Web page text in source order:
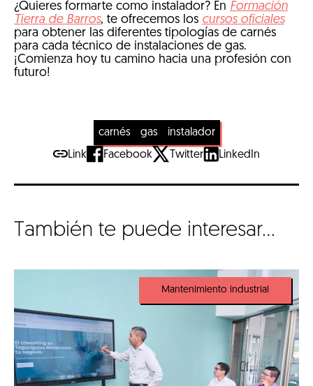
¿Quieres formarte como instalador? En Formación
Tierra de Barros, te ofrecemos los cursos oficiales
para obtener las diferentes tipologías de carnés
para cada técnico de instalaciones de gas.
¡Comienza hoy tu camino hacia una profesión con
futuro!
carnés gas
instalador
Link
Facebook Twitter LinkedIn
También te puede interesar...
Mantenimiento industrial